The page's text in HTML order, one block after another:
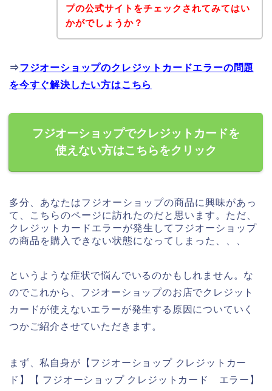
プの公式サイトをチェックされてみてはい
かがでしょうか？
⇒フジオーショップのクレジットカードエラーの問題
を今すぐ解決したい方はこちら
フジオーショップでクレジットカードを
使えない方はこちらをクリック
多分、あなたはフジオーショップの商品に興味があっ
て、こちらのページに訪れたのだと思います。ただ、
クレジットカードエラーが発生してフジオーショップ
の商品を購入できない状態になってしまった、、、
というような症状で悩んでいるのかもしれません。な
のでこれから、フジオーショップのお店でクレジット
カードが使えないエラーが発生する原因についていく
つかご紹介させていただきます。
まず、私自身が【フジオーショップ クレジットカー
ド】【 フジオーショップ クレジットカード エラー】